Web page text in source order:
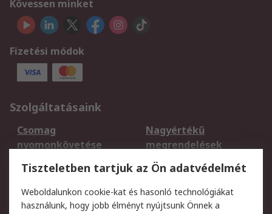
Kövessen minket
Fizetési módok
Szolgáltatásaink
Csomag
nyomonkövetése
Nagyértékű
megrendelések
Regisztráció
Szállítás
Termékvisszaküldés
Szolgáltatások
Tiszteletben tartjuk az Ön adatvédelmét
Weboldalunkon cookie-kat és hasonló technológiákat
használunk, hogy jobb élményt nyújtsunk Önnek a